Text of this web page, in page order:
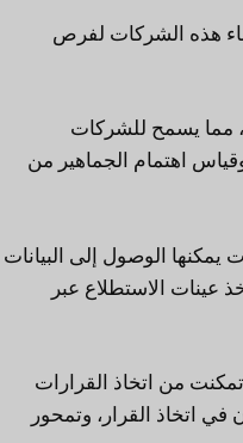
هذه الشركات لفرص
مما يسمح للشركات
اهتمام الجماهير من
يمكنها الوصول إلى البيانات
عينات الاستطلاع عبر
من اتخاذ القرارات
اتخاذ القرار، وتمحور